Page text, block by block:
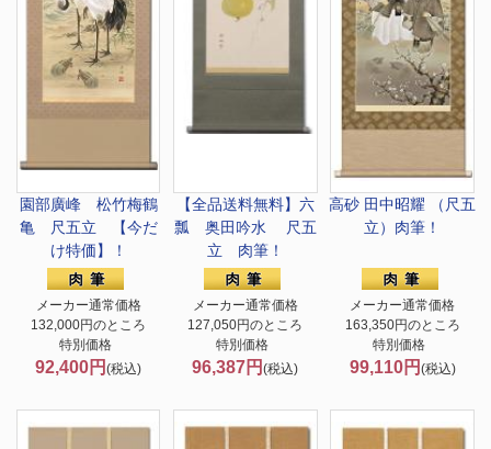
園部廣峰 松竹梅鶴
亀 尺五立 【今だ
け特価】！
メーカー通常価格
132,000円のところ
特別価格
92,400円(税込)
【全品送料無料】 六
瓢 奥田吟水 尺五
立 肉筆！
メーカー通常価格
127,050円のところ
特別価格
96,387円(税込)
高砂 田中昭耀 （尺五
立）肉筆！
メーカー通常価格
163,350円のところ
特別価格
99,110円 (税込)